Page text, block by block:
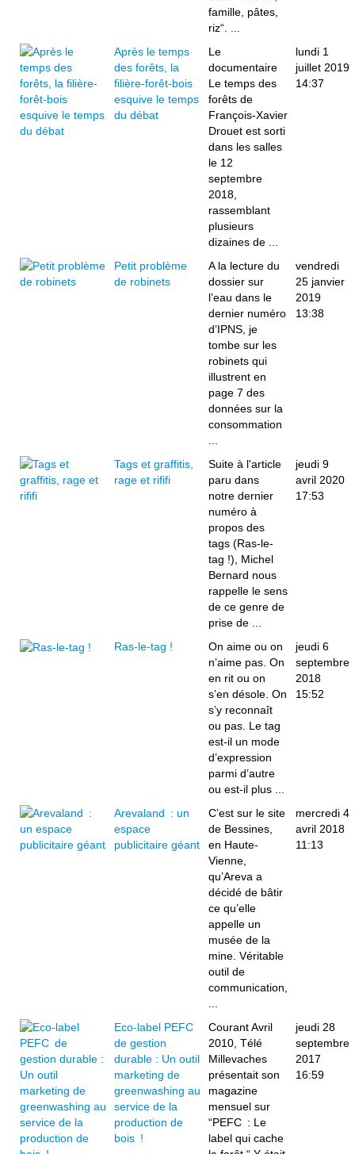
famille, pâtes,
riz“. ...
Après le temps
des forêts, la
filière-forêt-bois
esquive le temps
du débat
Le
documentaire
Le temps des
forêts de
François-Xavier
Drouet est sorti
dans les salles
le 12
septembre
2018,
rassemblant
plusieurs
dizaines de ...
lundi 1
juillet 2019
14:37
Petit problème
de robinets
A la lecture du
dossier sur
l’eau dans le
dernier numéro
d’IPNS, je
tombe sur les
robinets qui
illustrent en
page 7 des
données sur la
consommation
vendredi
25 janvier
2019
13:38
Tags et graffitis,
rage et rififi
Suite à l'article
paru dans
notre dernier
numéro à
propos des
tags (Ras-le-
tag !), Michel
Bernard nous
rappelle le sens
de ce genre de
prise de ...
jeudi 9
avril 2020
17:53
Ras-le-tag !
On aime ou on
n’aime pas. On
en rit ou on
s’en désole. On
s’y reconnaît
ou pas. Le tag
est-il un mode
d’expression
parmi d’autre
ou est-il plus ...
jeudi 6
septembre
2018
15:52
Arevaland : un
espace
publicitaire géant
C’est sur le site
de Bessines,
en Haute-
Vienne,
qu’Areva a
décidé de bâtir
ce qu’elle
appelle un
musée de la
mine. Véritable
outil de
communication,
mercredi 4
avril 2018
11:13
Eco-label PEFC
de gestion
durable : Un outil
marketing de
greenwashing au
service de la
production de
bois !
Courant Avril
2010, Télé
Millevaches
présentait son
magazine
mensuel sur
“PEFC : Le
label qui cache
jeudi 28
septembre
2017
16:59